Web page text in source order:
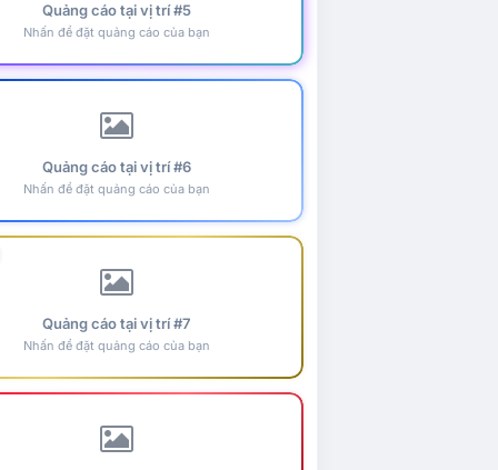
Quảng cáo tại vị trí #5
Nhấn để đặt quảng cáo của bạn
Quảng cáo tại vị trí #6
Nhấn để đặt quảng cáo của bạn
Quảng cáo tại vị trí #7
Nhấn để đặt quảng cáo của bạn